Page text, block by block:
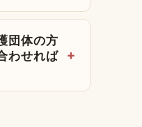
団体の方
わせれば